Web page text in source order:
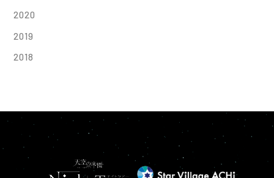
2020
2019
2018